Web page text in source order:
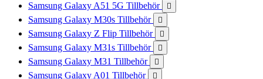
Samsung Galaxy A51 5G Tillbehör 
Samsung Galaxy M30s Tillbehör 
Samsung Galaxy Z Flip Tillbehör 
Samsung Galaxy M31s Tillbehör 
Samsung Galaxy M31 Tillbehör 
Samsung Galaxy A01 Tillbehör 